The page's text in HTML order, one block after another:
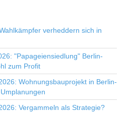
verheddern sich in
"Papageiensiedlung" Berlin-
zum Profit
Wohnungsbauprojekt in Berlin-
Vergammeln als Strategie?